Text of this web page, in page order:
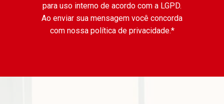
para uso interno de acordo com a LGPD.
Ao enviar sua mensagem você concorda
com nossa política de privacidade.*